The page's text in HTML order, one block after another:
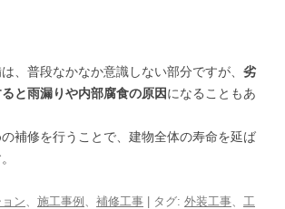
、普段なかなか意識しない部分ですが、 劣
と雨漏りや内部腐食の原因になることもあ
補修を行うことで、建物全体の寿命を延ば
ン 施工事例 補修工事 | タグ: 外装工事
工